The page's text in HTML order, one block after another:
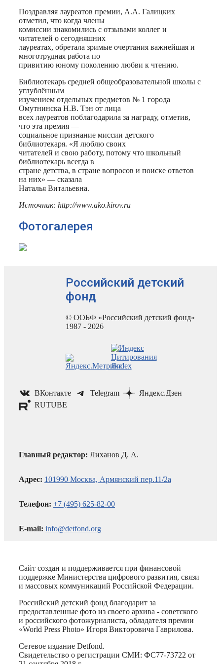
Поздравляя лауреатов премии, А.А. Галицких
отметил, что когда члены
комиссии знакомились с отзывами коллег и
читателей о сегодняшних
лауреатах, обретала зримые очертания важнейшая и
многотрудная работа по
привитию юному поколению любви к чтению.
Библиотекарь средней общеобразовательной школы с
углублённым
изучением отдельных предметов № 1 города
Омутнинска Н.В. Тэн от лица
всех лауреатов поблагодарила за награду, отметив,
что эта премия —
социальное признание миссии детского
библиотекаря. «Я люблю своих
читателей и свою работу, потому что школьный
библиотекарь всегда в
стране детства, в стране вопросов и поиске ответов
на них» — сказала
Наталья Витальевна.
Источник: http://www.ako.kirov.ru
Фотогалерея
Российский детский
фонд
© ООБФ «Российский детский фонд»
1987 - 2026
ВКонтакте Telegram
Яндекс.Дзен
RUTUBE
Главный редактор: Лиханов Д. А.
Адрес: 101990 Москва, Армянский пер.11/2а
Телефон: +7 (495) 625-82-00
E-mail: info@detfond.org
Сайт создан и поддерживается при финансовой
поддержке Министерства цифрового развития, связи
и массовых коммуникаций Российской Федерации.
Российский детский фонд благодарит за
предоставленные фото из своего архива - советского
и российского фотожурналиста, обладателя премии
«World Press Photo» Игоря Викторовича Гаврилова.
Сетевое издание Detfond.
Свидетельство о регистрации СМИ: ФС77-73722 от